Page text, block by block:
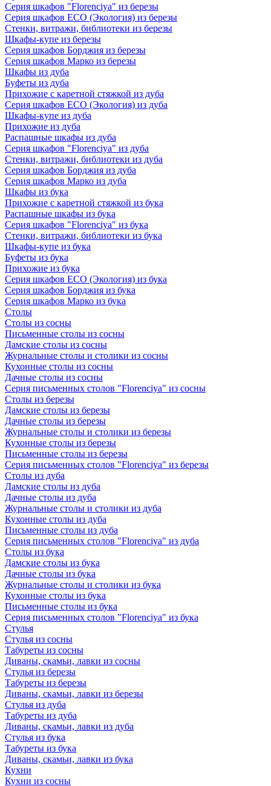
Серия шкафов "Florenciya" из березы
Серия шкафов ECO (Экология) из березы
Стенки, витражи, библиотеки из березы
Шкафы-купе из березы
Серия шкафов Борджия из березы
Серия шкафов Марко из березы
Шкафы из дуба
Буфеты из дуба
Прихожие с каретной стяжкой из дуба
Серия шкафов ECO (Экология) из дуба
Шкафы-купе из дуба
Прихожие из дуба
Распашные шкафы из дуба
Серия шкафов "Florenciya" из дуба
Стенки, витражи, библиотеки из дуба
Серия шкафов Борджия из дуба
Серия шкафов Марко из дуба
Шкафы из бука
Прихожие с каретной стяжкой из бука
Распашные шкафы из бука
Серия шкафов "Florenciya" из бука
Стенки, витражи, библиотеки из бука
Шкафы-купе из бука
Буфеты из бука
Прихожие из бука
Серия шкафов ECO (Экология) из бука
Серия шкафов Борджия из бука
Серия шкафов Марко из бука
Столы
Столы из сосны
Письменные столы из сосны
Дамские столы из сосны
Журнальные столы и столики из сосны
Кухонные столы из сосны
Дачные столы из сосны
Серия письменных столов "Florenciya" из сосны
Столы из березы
Дамские столы из березы
Дачные столы из березы
Журнальные столы и столики из березы
Кухонные столы из березы
Письменные столы из березы
Серия письменных столов "Florenciya" из березы
Столы из дуба
Дамские столы из дуба
Дачные столы из дуба
Журнальные столы и столики из дуба
Кухонные столы из дуба
Письменные столы из дуба
Серия письменных столов "Florenciya" из дуба
Столы из бука
Дамские столы из бука
Дачные столы из бука
Журнальные столы и столики из бука
Кухонные столы из бука
Письменные столы из бука
Серия письменных столов "Florenciya" из бука
Стулья
Стулья из сосны
Табуреты из сосны
Диваны, скамьи, лавки из сосны
Стулья из березы
Табуреты из березы
Диваны, скамьи, лавки из березы
Стулья из дуба
Табуреты из дуба
Диваны, скамьи, лавки из дуба
Стулья из бука
Табуреты из бука
Диваны, скамьи, лавки из бука
Кухни
Кухни из сосны